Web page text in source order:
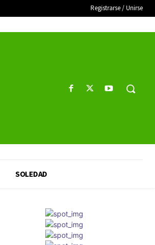
Registrarse / Unirse
SOLEDAD